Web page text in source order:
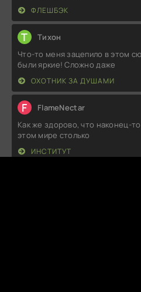
ФЛЕШБЭК
Т Тихон
Что-то меня зацепило в этом
были яркие! Сложно даже
ОХОТНИК ЗА ДУШАМИ
F FlameNectar
Как же здорово, что наконец-
этом мире столько
ИНСТИТУТ